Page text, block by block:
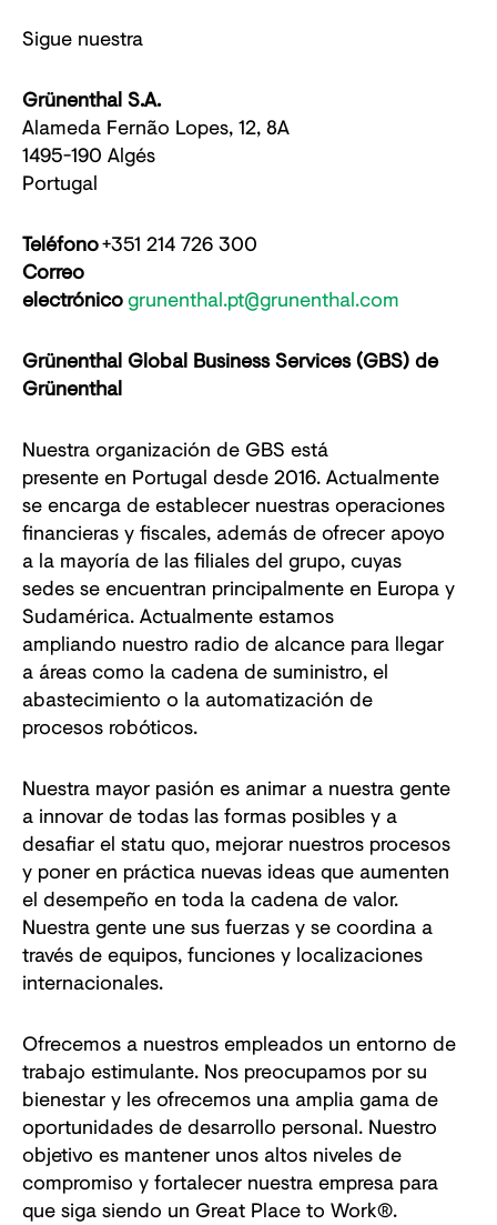
Sigue nuestra
Grünenthal S.A.
Alameda Fernão Lopes, 12, 8A
1495-190 Algés
Portugal
Teléfono+351 214 726 300
Correo
electrónicogrunenthal.pt@grunenthal.com
Grünenthal Global Business Services (GBS) de
Grünenthal
Nuestra organización de GBS está
presente en Portugal desde 2016. Actualmente
se encarga de establecer nuestras operaciones
financieras y fiscales, además de ofrecer apoyo
a la mayoría de las filiales del grupo, cuyas
sedes se encuentran principalmente en Europa y
Sudamérica. Actualmente estamos
ampliando nuestro radio de alcance para llegar
a áreas como la cadena de suministro, el
abastecimiento o la automatización de
procesos robóticos.
Nuestra mayor pasión es animar a nuestra gente
a innovar de todas las formas posibles y a
desafiar el statu quo, mejorar nuestros procesos
y poner en práctica nuevas ideas que aumenten
el desempeño en toda la cadena de valor.
Nuestra gente une sus fuerzas y se coordina a
través de equipos, funciones y localizaciones
internacionales.
Ofrecemos a nuestros empleados un entorno de
trabajo estimulante. Nos preocupamos por su
bienestar y les ofrecemos una amplia gama de
oportunidades de desarrollo personal. Nuestro
objetivo es mantener unos altos niveles de
compromiso y fortalecer nuestra empresa para
que siga siendo un Great Place to Work®.